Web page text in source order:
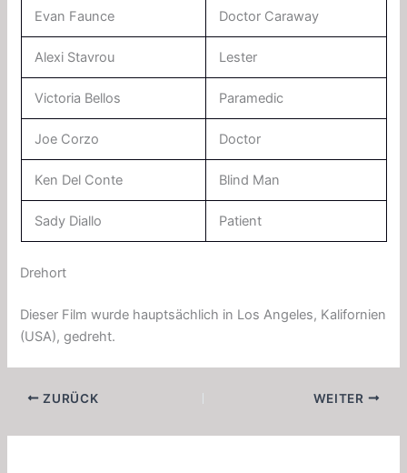
Evan Faunce Doctor Caraway
Alexi Stavrou Lester
Victoria Bellos Paramedic
Joe Corzo Doctor
Ken Del Conte Blind Man
Sady Diallo Patient
Drehort
Dieser Film wurde hauptsächlich in Los Angeles, Kalifornien
(USA), gedreht.
ZURÜCK WEITER